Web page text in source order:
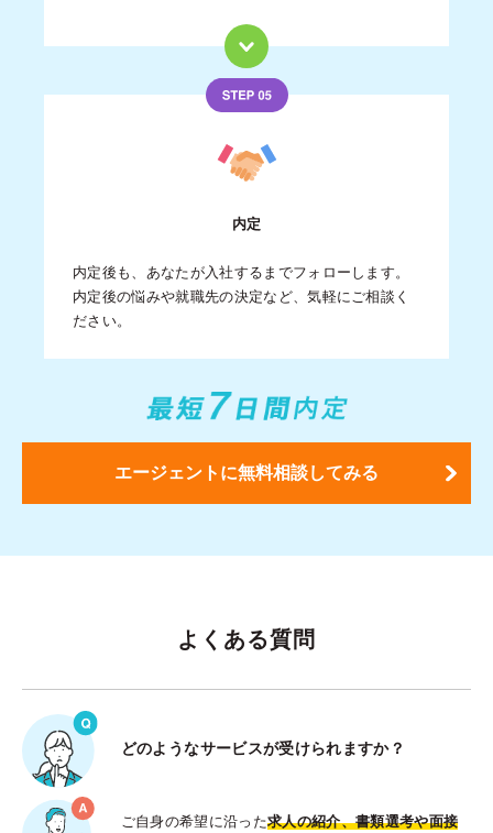
内定
内定後も、あなたが入社するまでフォローします。
内定後の悩みや就職先の決定など、気軽にご相談く
ださい。
エージェントに無料相談してみる
よくある質問
どのようなサービスが受けられますか？
ご自身の希望に沿った求人の紹介、書類選考や面接